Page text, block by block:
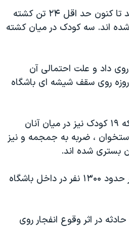
۲۰۲۴
ایران
گروه های نجات می گويند تا کنون حد اقل ۲۴ تن کشته
مجروح شده اند. سه کودک در ميان کشته
داد و علت احتمالی آن
روی سقف شيشه ای باشگاه
بسياری از زخمی شدگان که ۱۹ کودک نيز در ميان آنان
، ضربه به جمجمه و نيز
بستری شده اند.
در لحظه ريزش سقف ، در حدود ۱۳۰۰ نفر در داخل باشگاه
در اثر وقوع انفجار روی